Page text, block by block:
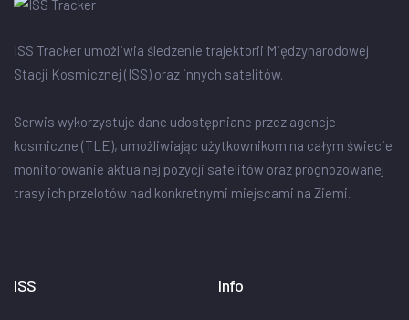
ISS Tracker umożliwia śledzenie trajektorii Międzynarodowej
Stacji Kosmicznej (ISS) oraz innych satelitów.
Serwis wykorzystuje dane udostępniane przez agencje
kosmiczne (TLE), umożliwiając użytkownikom na całym świecie
monitorowanie aktualnej pozycji satelitów oraz prognozowanej
trasy ich przelotów nad konkretnymi miejscami na Ziemi.
ISS Info